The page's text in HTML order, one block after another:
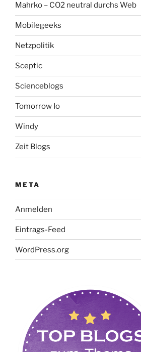
Mahrko – CO2 neutral durchs Web
Mobilegeeks
Netzpolitik
Sceptic
Scienceblogs
Tomorrow Io
Windy
Zeit Blogs
META
Anmelden
Eintrags-Feed
WordPress.org